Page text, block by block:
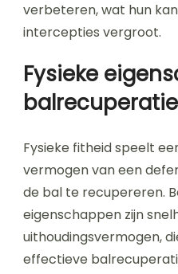
verbeteren, wat hun
intercepties vergroot.
Fysieke
Fysieke fitheid speelt
vermogen van een
de bal te recupereren.
eigenschappen zijn
uithoudingsvermogen,
effectieve